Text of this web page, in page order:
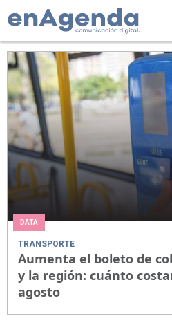
DATA
TRANSPORTE
Aumenta el boleto de
y la región: cuánto
agosto